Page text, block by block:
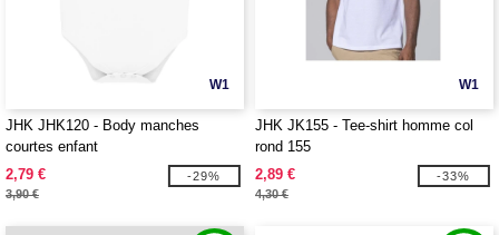
W1
JHK JHK120 - Body manches
courtes enfant
2,79 €
3,90 €
-29%
W1
JHK JK155 - Tee-shirt homme col
rond 155
2,89 €
4,30 €
-33%